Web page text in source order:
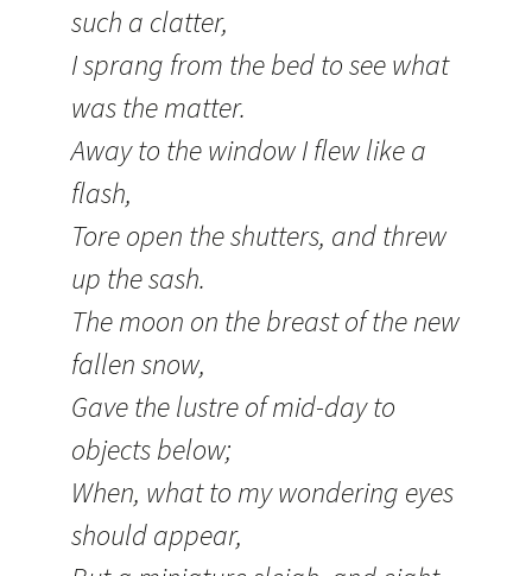
such a clatter,
I sprang from the bed to see what
was the matter.
Away to the window I flew like a
flash,
Tore open the shutters, and threw
up the sash.
The moon on the breast of the new
fallen snow,
Gave the lustre of mid-day to
objects below;
When, what to my wondering eyes
should appear,